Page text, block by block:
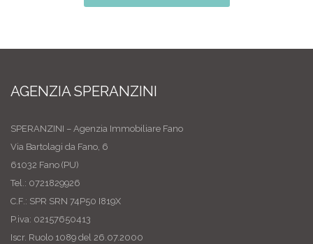
AGENZIA SPERANZINI
SPERANZINI – Agenzia Immobiliare Fano
Via Bartolagi da Fano, 6
61032 Fano (PU)
Tel.: 0721829926
C.F.: SPR SRN 74P50 I819X
P.iva: 02157650413
Iscr. Ruolo 1089 del 26.07.2000